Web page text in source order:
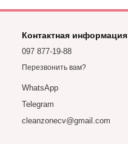
Контактная информация
097 877-19-88
Перезвонить вам?
WhatsApp
Telegram
cleanzonecv@gmail.com